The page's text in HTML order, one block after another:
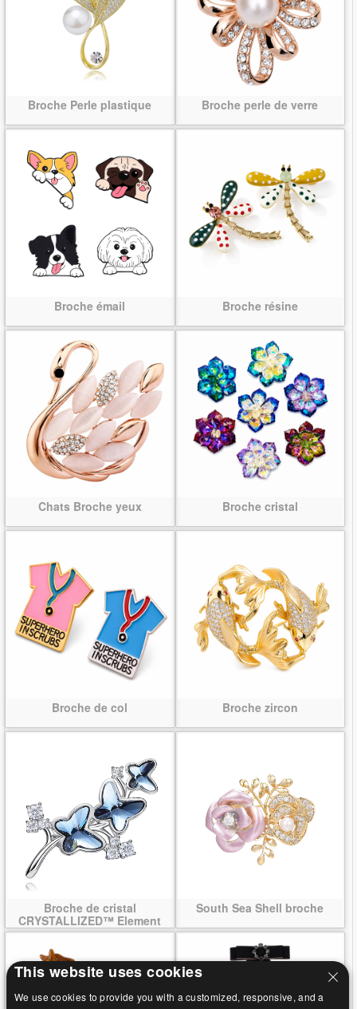
Broche Perle plastique Broche perle de verre
Broche émail Broche résine
Chats Broche yeux Broche cristal
Broche de col Broche zircon
Broche de cristal
CRYSTALLIZED™ Element
South Sea Shell broche
This website uses cookies
We use cookies to provide you with a customized, responsive, and a